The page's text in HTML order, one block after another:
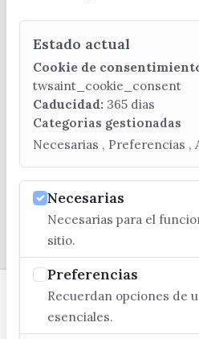
CONTACTA CON LA
(+34) 952 541 104
C/ Poniente, 2. CP
Estado actual
Cookie de
twsaint_cookie_consent
Caducidad: 365 dias
Categorias gestionadas
Necesarias
Necesarias para el
sitio.
Preferencias
Recuerdan opciones de
esenciales.